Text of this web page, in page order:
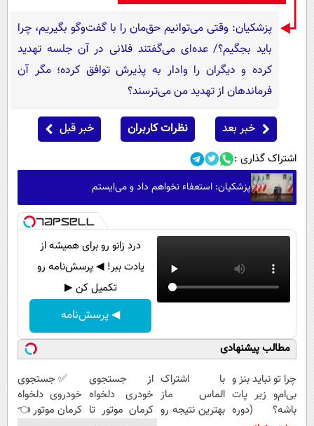
پزشکیان: وقتی می‌توانیم حق‌مان را با گفت‌وگو بگیریم، چرا
باید بجگیم؟/ عده‌ای می‌گفتند فلانی در آن جلسه تهدید
کرده و دیگران را وادار به پذیرش توافق کرده؛ مگر آن
فرماندهان از تهدید من می‌ترسند؟
خبر بعد نظرات کاربران خبر قبل
اشتراک گذاری :
پزشکیان: استعفاء نخواهم داد و می‌ایستم
درد زانو رو برای همیشه از
یادت ببر! ◀ پرسش‌نامه رو
تکمیل کن ▶
◀ پرسش‌نامه
مطالب پیشنهادی
چرا تو نباید بنز و
بی‌ام‌و زیر پات
باشه؟ (دوره
با اشتراک
الماس ماز
بهترین نتیجه رو
از جستجوی
خودری دلخواه
کرمان موتور تا
✅ جستجوی
خودروی دلخواه
کرمان موتور 👈